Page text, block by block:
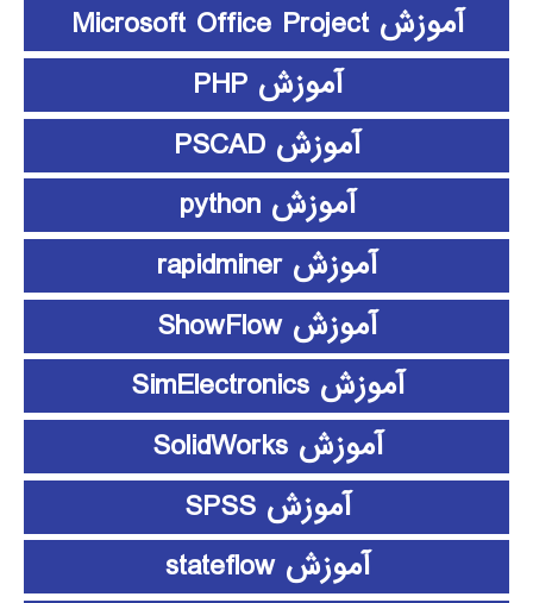
آموزش Microsoft Office Project
آموزش PHP
آموزش PSCAD
آموزش python
آموزش rapidminer
آموزش ShowFlow
آموزش SimElectronics
آموزش SolidWorks
آموزش SPSS
آموزش stateflow